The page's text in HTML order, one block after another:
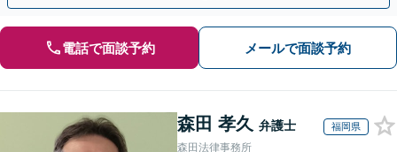
電話で面談予約 メールで面談予約
森田 孝久 弁護士 福岡県
森田法律事務所